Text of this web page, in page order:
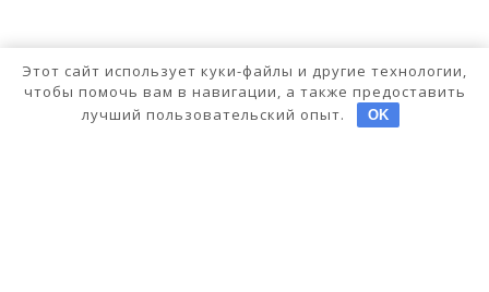
Этот сайт использует куки-файлы и другие технологии,
чтобы помочь вам в навигации, а также предоставить
лучший пользовательский опыт.
OK